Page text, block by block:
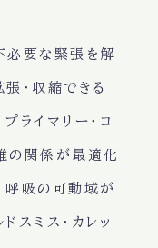
必要な緊張を解
・収縮できる
ライマリー・コ
の関係が最適化
呼吸の可動域が
スミス・カレッ